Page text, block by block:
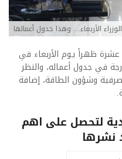
الأربعاء… وهذا جدول أعمالها
عشرة ظهراً يوم الأربعاء في
في جدول أعماله، والنظر
وشؤون الطاقة، إضافة
لتحصل على اهم
نشرها